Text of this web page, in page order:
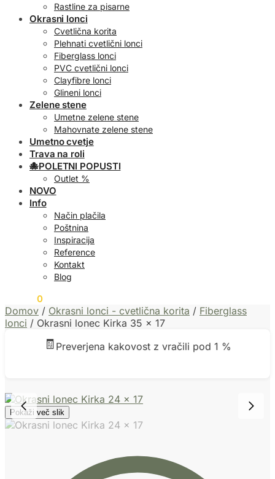
Rastline za pisarne
Okrasni lonci
Cvetlična korita
Plehnati cvetlični lonci
Fiberglass lonci
PVC cvetlični lonci
Clayfibre lonci
Glineni lonci
Zelene stene
Umetne zelene stene
Mahovnate zelene stene
Umetno cvetje
Trava na roli
🐙POLETNI POPUSTI
Outlet %
NOVO
Info
Način plačila
Poštnina
Inspiracija
Reference
Kontakt
Blog
0
Domov / Okrasni lonci - cvetlična korita / Fiberglass
lonci / Okrasni lonec Kirka 35 x 17
🧾 Preverjena kakovost z vračili pod 1 %
Pokaži več slik